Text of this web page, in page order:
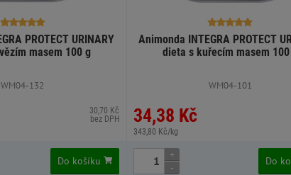
PROTECT URINARY
masem 100 g
WM04-132
30,70 Kč
bez DPH
Do košíku
Animonda INTEGRA PROTECT
dieta s kuřecím masem
WM04-101
34,38 Kč
343,80 Kč/kg
+
-
Do